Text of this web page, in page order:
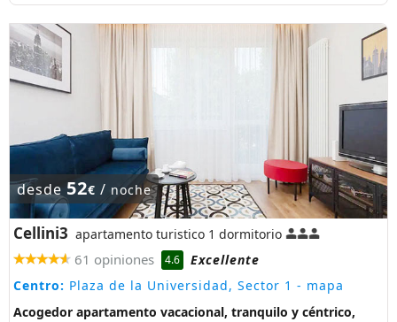
desde 52€ / noche
Cellini3 apartamento turistico 1 dormitorio
61 opiniones 4.6
Excellente
Centro: Plaza de la Universidad, Sector 1 - mapa
Acogedor apartamento vacacional, tranquilo y céntrico,